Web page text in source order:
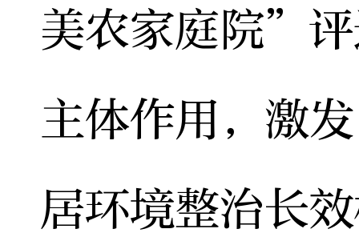
美农家庭院”
主体作用，激
居环境整治长